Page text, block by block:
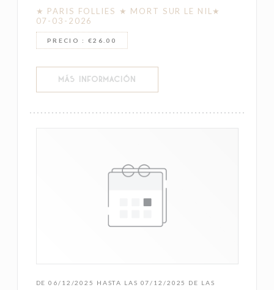
★ PARIS FOLLIES ★ MORT SUR LE NIL★
07-03-2026
PRECIO : €26.00
MÁS INFORMACIÓN
DE 06/12/2025 HASTA LAS 07/12/2025 DE LAS